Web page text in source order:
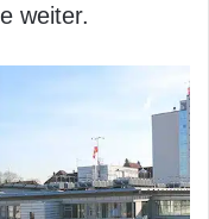
weiter.